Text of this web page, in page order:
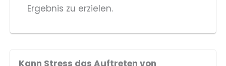
Ergebnis zu erzielen.
Kann Stress das Auftreten von